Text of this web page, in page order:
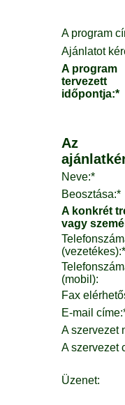
A program
Ajánlatot
A program
tervezett
időpontja:*
Az
Neve:*
Beosztása:*
A konkrét
vagy
(vezetékes):*
(mobil):
Fax
E-mail
A szervezet
A szervezet
Üzenet: